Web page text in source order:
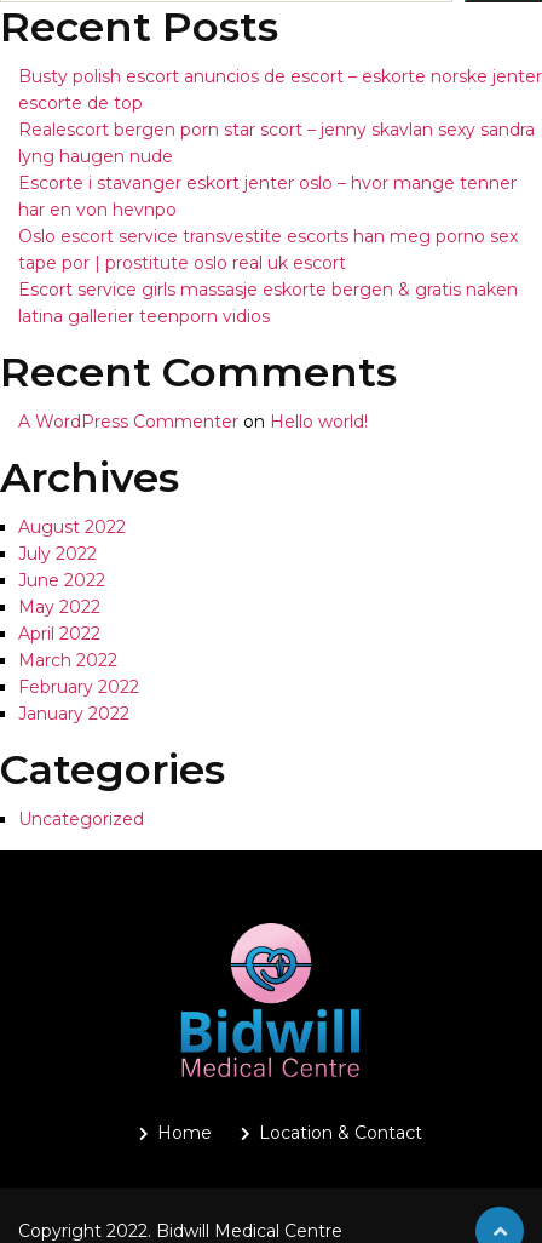
Recent Posts
Busty polish escort anuncios de escort – eskorte norske jenter
escorte de top
Realescort bergen porn star scort – jenny skavlan sexy sandra
lyng haugen nude
Escorte i stavanger eskort jenter oslo – hvor mange tenner
har en von hevnpo
Oslo escort service transvestite escorts han meg porno sex
tape por | prostitute oslo real uk escort
Escort service girls massasje eskorte bergen & gratis naken
latina gallerier teenporn vidios
Recent Comments
A WordPress Commenter on Hello world!
Archives
August 2022
July 2022
June 2022
May 2022
April 2022
March 2022
February 2022
January 2022
Categories
Uncategorized
Home Location & Contact
Copyright 2022. Bidwill Medical Centre